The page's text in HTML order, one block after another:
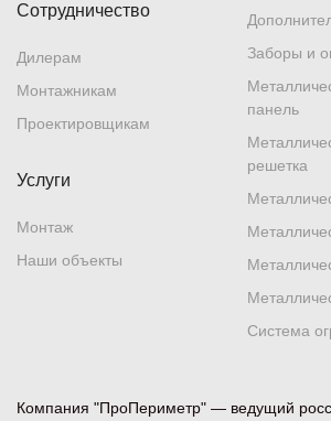
Компания "ПроПериметр" — ведущий
Заборы и
панель
решетка
Система
Сотрудничество
Дилерам
Монтажникам
Проектировщикам
Услуги
Монтаж
Наши объекты